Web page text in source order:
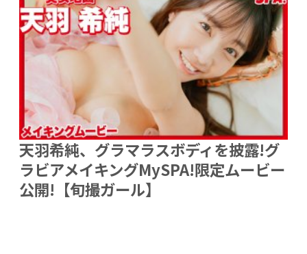
天羽希純、グラマラスボディを披露!グ
ラビアメイキングMySPA!限定ムービー
公開!【旬撮ガール】